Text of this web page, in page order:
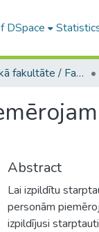
DSpace
A -- Juridiskā fakultāte / Faculty of Law
Abstract
Lai izpildītu
personām
izpildījusi